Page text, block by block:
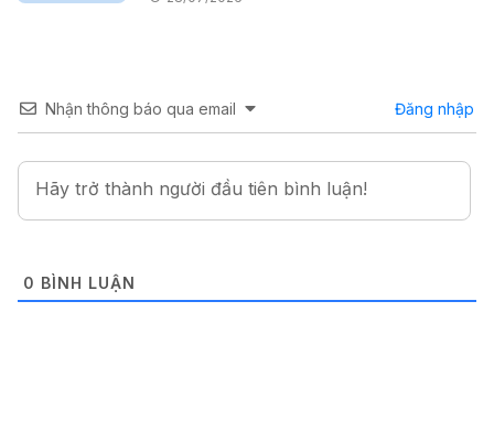
Nhận thông báo qua email Đăng nhập
0 BÌNH LUẬN